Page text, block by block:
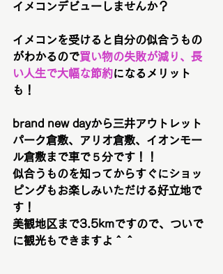
イメコンデビューしませんか？
イメコンを受けると自分の似合うもの
がわかるので買い物の失敗が減り、長
い人生で大幅な節約になるメリット
も！
brand new dayから三井アウトレット
パーク倉敷、アリオ倉敷、イオンモー
ル倉敷まで車で５分です！！
似合うものを知ってからすぐにショッ
ピングもお楽しみいただける好立地で
す！
美観地区まで3.5kmですので、ついで
に観光もできますよ＾＾